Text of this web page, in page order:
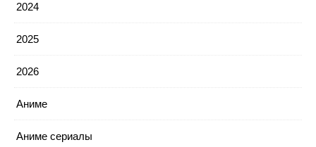
2024
2025
2026
Аниме
Аниме сериалы